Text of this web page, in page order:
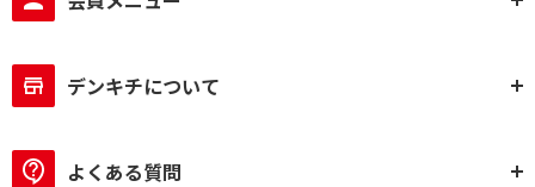
デンキチについて
よくある質問